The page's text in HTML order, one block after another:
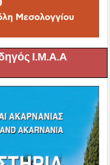
Ι.Μ.Α.Α